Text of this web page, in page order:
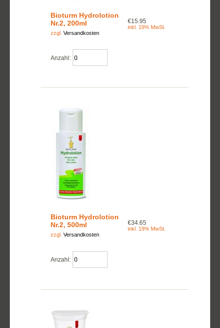
Bioturm Hydrolotion
Nr.2, 200ml
€15.95
inkl. 19% MwSt.
zzgl. Versandkosten
Anzahl:
Bioturm Hydrolotion
Nr.2, 500ml
€34.65
inkl. 19% MwSt.
zzgl. Versandkosten
Anzahl: